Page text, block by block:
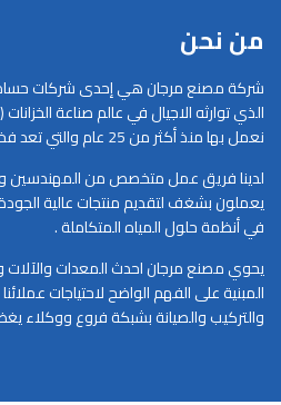
من نحن
شركة مصنع مرجان هي إحدى شركات
الذي توارثه الاجيال في عالم صناعة الخزانات
نعمل بها منذ أكثر من 25 عام والتي تعد فخر الصناعة الوطنية السعودية .
لدينا فريق عمل متخصص من المهندسين
يعملون بشغف لتقديم منتجات عالية
في أنظمة حلول المياه المتكاملة .
يحوي مصنع مرجان احدث المعدات والآلات
المبنية على الفهم الواضح لاحتياجات
والتركيب والصيانة بشبكة فروع ووكلاء